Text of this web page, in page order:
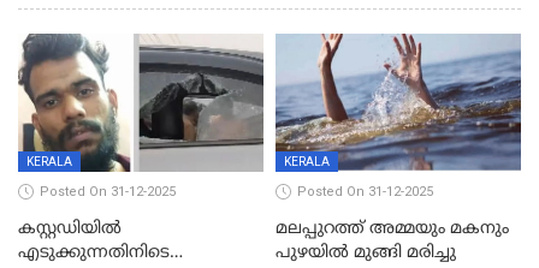
KERALA
Posted On 31-12-2025
കസ്റ്റഡിയിൽ
എടുക്കുന്നതിനിടെ
KERALA
Posted On 31-12-2025
മലപ്പുറത്ത് അമ്മയും മകനും
പുഴയിൽ മുങ്ങി മരിച്ചു